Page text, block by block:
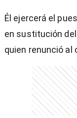
Él ejercerá el
en sustitución
quien renunció al